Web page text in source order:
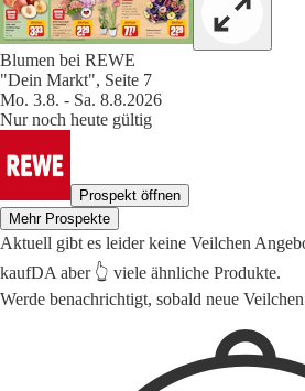
Blumen bei REWE
"Dein Markt", Seite 7
Mo. 3.8. - Sa. 8.8.2026
Nur noch heute gültig
Prospekt öffnen
Mehr Prospekte
Aktuell gibt es leider keine Veilchen
kaufDA aber 👆 viele ähnliche Produkte.
Werde benachrichtigt, sobald neue